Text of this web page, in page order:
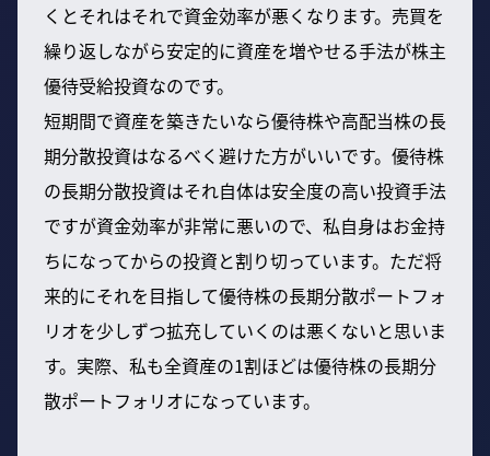
くとそれはそれで資金効率が悪くなります。売買を
繰り返しながら安定的に資産を増やせる手法が株主
優待受給投資なのです。
短期間で資産を築きたいなら優待株や高配当株の長
期分散投資はなるべく避けた方がいいです。優待株
の長期分散投資はそれ自体は安全度の高い投資手法
ですが資金効率が非常に悪いので、私自身はお金持
ちになってからの投資と割り切っています。ただ将
来的にそれを目指して優待株の長期分散ポートフォ
リオを少しずつ拡充していくのは悪くないと思いま
す。実際、私も全資産の1割ほどは優待株の長期分
散ポートフォリオになっています。